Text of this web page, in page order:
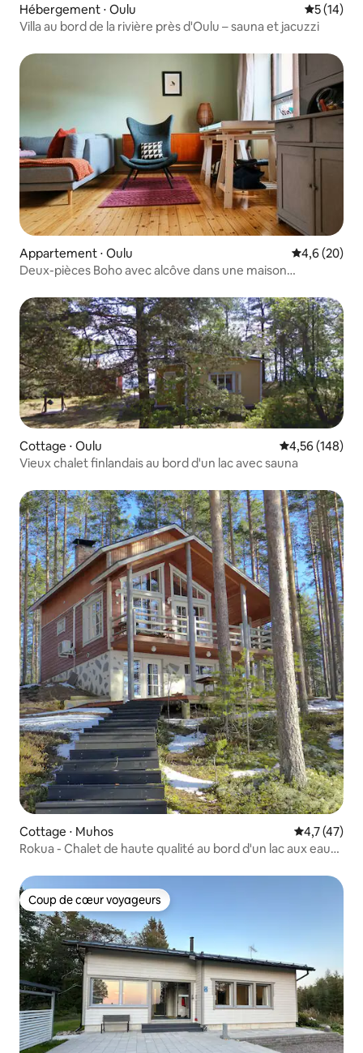
Hébergement ⋅ Oulu
5 (14)
Villa au bord de la rivière près d'Oulu – sauna et jacuzzi
Appartement ⋅ Oulu Évaluation
4,6 (20)
Deux-pièces Boho avec alcôve dans une maison
Cottage ⋅ Oulu Évaluation
4,56 (148)
Vieux chalet finlandais au bord d'un lac avec sauna
Cottage ⋅ Muhos Évaluation
4,7 (47)
Rokua - Chalet de haute qualité au bord d'un lac aux eaux
Coup de cœur voyageurs
Coup de cœur voyageurs